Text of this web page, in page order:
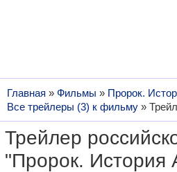
Главная » Фильмы » Пророк.
Все трейлеры (3) к фильму »
Трейлер
"Пророк. История